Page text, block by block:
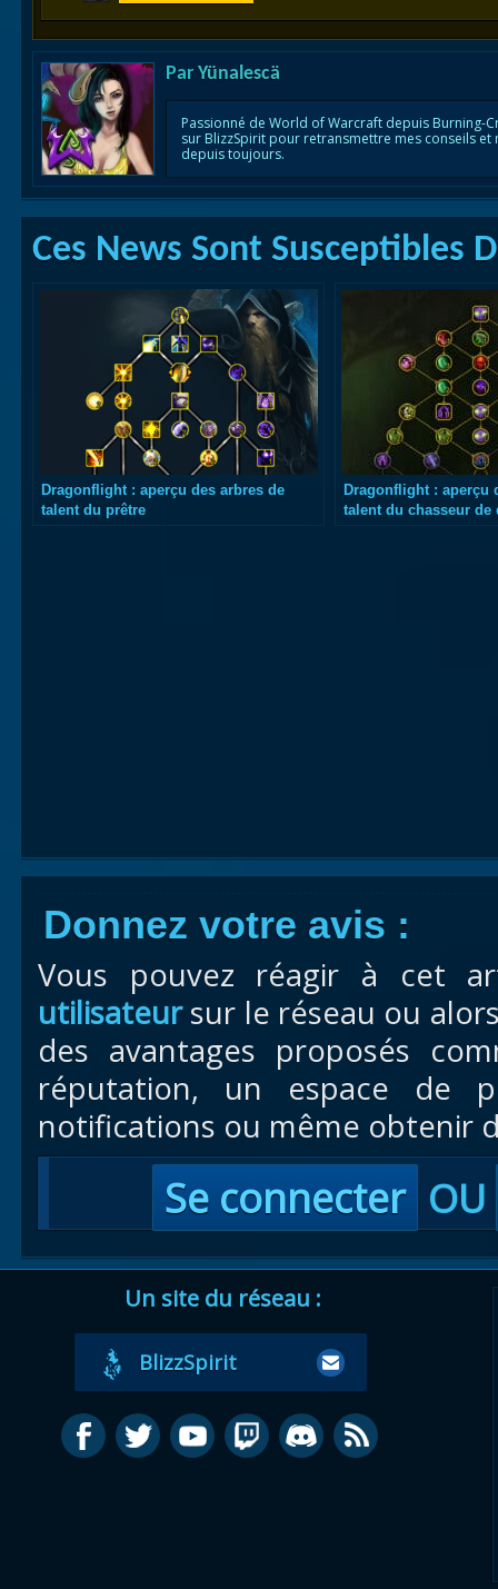
Par Yünalescä
Passionné de World of Warcraft depuis Burning-
sur BlizzSpirit pour retransmettre mes conseils
depuis toujours.
Ces News Sont Susceptibles
Dragonflight : aperçu des arbres de
talent du prêtre
Dragonflight : aperçu
talent du chasseur de
Donnez votre avis :
Vous pouvez réagir à cet
utilisateursur le réseau ou
des avantages proposés
réputation, un espace de
notifications ou même obtenir
Se connecter OU
Un site du réseau :
BlizzSpirit